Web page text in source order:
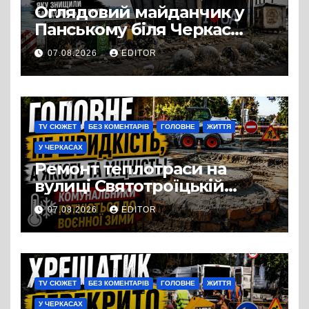
Оглядовий майданчик у
Панському біля Черкас
перетворився на занедбане
сміттєзвалище
07.08.2026 EDITOR
TV СЮЖЕТ БЕЗ КОМЕНТАРІВ ГОЛОВНЕ ЖИТТЯ
У ЧЕРКАСАХ
Ремонт теплотраси на
вулиці Святотроїцькій
затягнувся порівняно із
запланованими термінами.
Вулицю досі не відкрили
для руху
07.08.2026 EDITOR
TV СЮЖЕТ БЕЗ КОМЕНТАРІВ ГОЛОВНЕ ЖИТТЯ
У ЧЕРКАСАХ